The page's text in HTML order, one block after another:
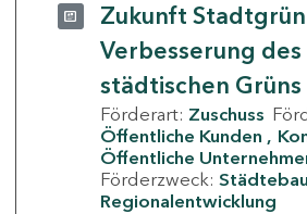
Zukunft
Verbesserung des
städtischen Grüns
Förderart: Zuschuss
Öffentliche Kunden
Öffentliche
Förderzweck:
Regionalentwicklung